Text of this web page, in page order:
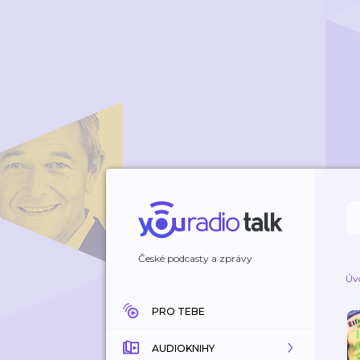
České podcasty a zprávy
PRO TEBE
AUDIOKNIHY